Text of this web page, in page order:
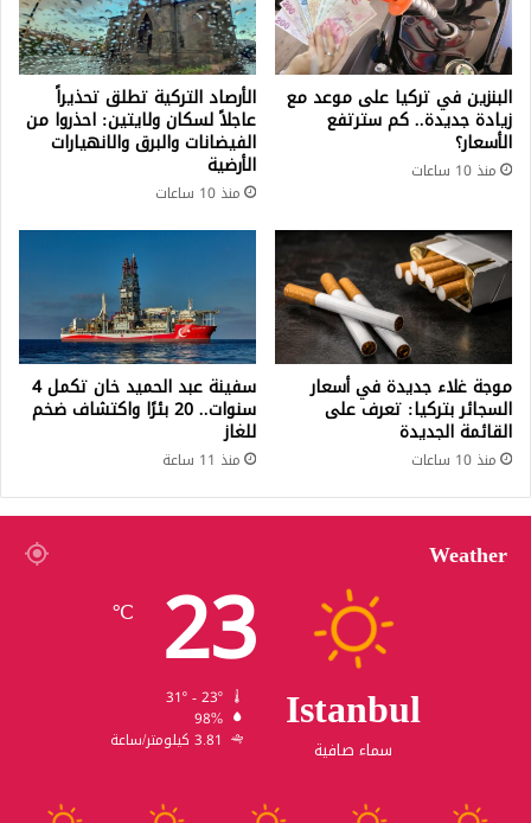
البنزين في تركيا على موعد مع
زيادة جديدة.. كم سترتفع
الأسعار؟
منذ 10 ساعات
الأرصاد التركية تطلق تحذيراً
عاجلاً لسكان ولايتين: احذروا من
الفيضانات والبرق والانهيارات
الأرضية
منذ 10 ساعات
موجة غلاء جديدة في أسعار
السجائر بتركيا: تعرف على
القائمة الجديدة
منذ 10 ساعات
سفينة عبد الحميد خان تكمل 4
سنوات.. 20 بئرًا واكتشاف ضخم
للغاز
منذ 11 ساعة
Weather
Istanbul
سماء صافية
23
℃
98%
3.81 كيلومتر/ساعة